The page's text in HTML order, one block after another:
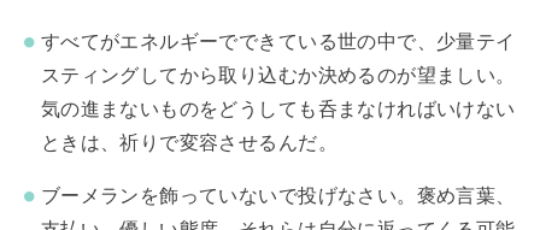
すべてがエネルギーでできている世の中で、少量テイ
スティングしてから取り込むか決めるのが望ましい。
気の進まないものをどうしても呑まなければいけない
ときは、祈りで変容させるんだ。
ブーメランを飾っていないで投げなさい。褒め言葉、